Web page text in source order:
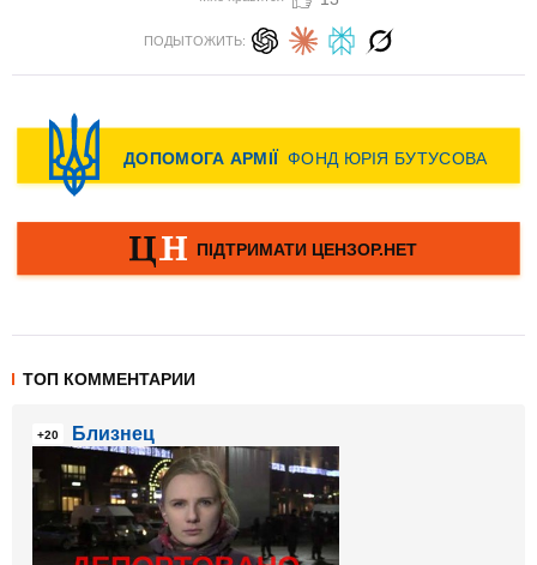
ПОДЫТОЖИТЬ:
ТОП КОММЕНТАРИИ
+20 Близнец